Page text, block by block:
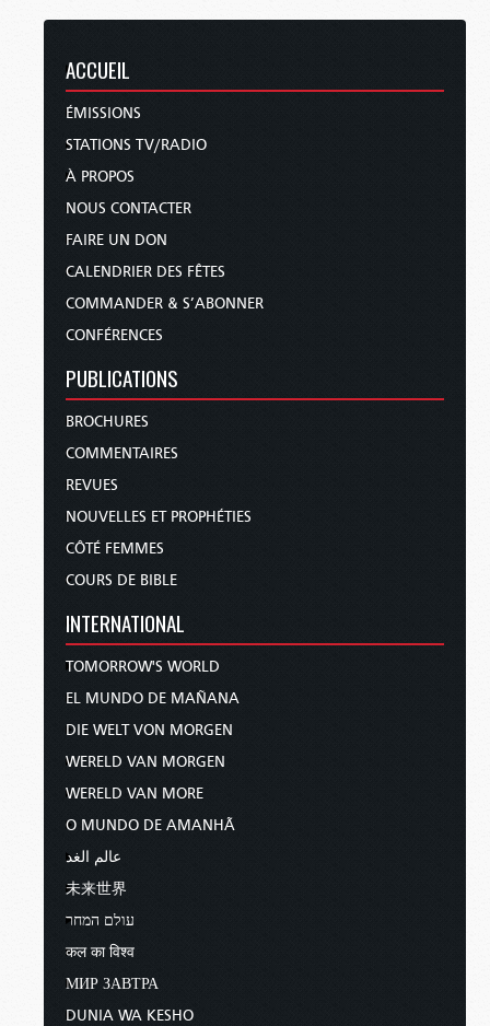
ACCUEIL
ÉMISSIONS
STATIONS TV/RADIO
À PROPOS
NOUS CONTACTER
FAIRE UN DON
CALENDRIER DES FÊTES
COMMANDER & S’ABONNER
CONFÉRENCES
PUBLICATIONS
BROCHURES
COMMENTAIRES
REVUES
NOUVELLES ET PROPHÉTIES
CÔTÉ FEMMES
COURS DE BIBLE
INTERNATIONAL
TOMORROW'S WORLD
EL MUNDO DE MAÑANA
DIE WELT VON MORGEN
WERELD VAN MORGEN
WERELD VAN MORE
O MUNDO DE AMANHÃ
عالم الغد
未来世界
עולם המחר
कल का विश्व
МИР ЗАВТРА
DUNIA WA KESHO